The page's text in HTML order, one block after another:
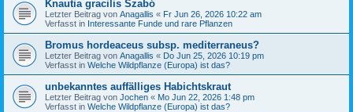
Knautia gracilis Szabó
Letzter Beitrag von Anagallis « Fr Jun 26, 2026 10:22 am
Verfasst in Interessante Funde und rare Pflanzen
Bromus hordeaceus subsp. mediterraneus?
Letzter Beitrag von Anagallis « Do Jun 25, 2026 10:19 pm
Verfasst in Welche Wildpflanze (Europa) ist das?
unbekanntes auffälliges Habichtskraut
Letzter Beitrag von Jochen « Mo Jun 22, 2026 1:48 pm
Verfasst in Welche Wildpflanze (Europa) ist das?